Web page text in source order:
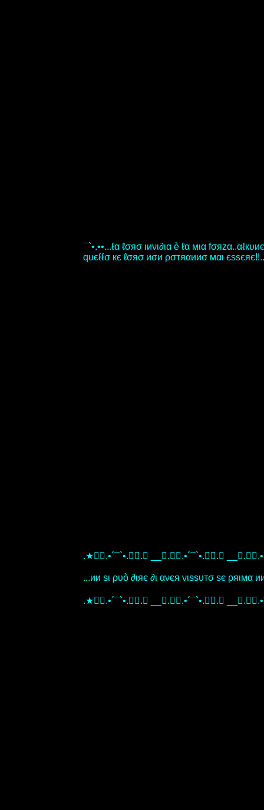
¯`•.••...ℓα ℓσяσ ιиνι∂ια è ℓα мια
qυєℓℓσ кє ℓσяσ иσи ρσтяαииσ мαι
.★.•´¯`•..★ __★..•´¯`•..★
...ии ѕι ρυò ∂ιяє ∂ι ανєя νιѕѕυтσ ѕє ρяιмα
.★.•´¯`•..★ __★..•´¯`•..★